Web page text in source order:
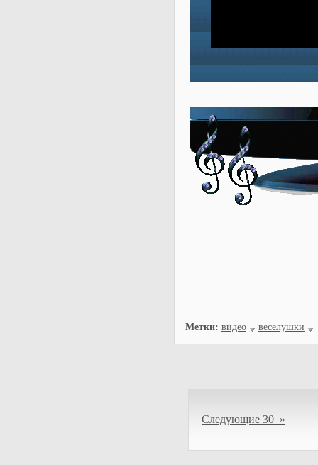
Метки: видео веселушки
Следующие 30 »